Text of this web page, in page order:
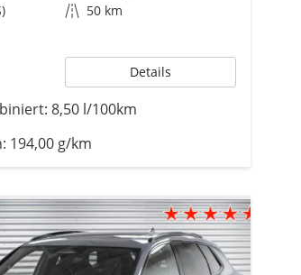
Kilometerstand 50 km
Details
8,50 l/100km
194,00 g/km